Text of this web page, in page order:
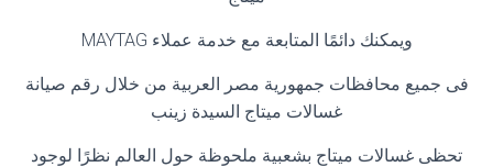
ويمكنك دائمًا المتابعة مع خدمة عملاء
فى جميع محافظات جمهورية مصر العربية من خلال رقم صيانة
غسالات ميتاج السيدة زينب
تحظى غسالات ميتاج بشعبية ملحوظة حول العالم نظرًا لوجود